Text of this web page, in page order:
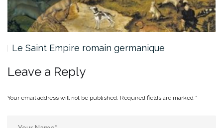
Le Saint Empire romain germanique
Leave a Reply
Your email address will not be published. Required fields are marked *